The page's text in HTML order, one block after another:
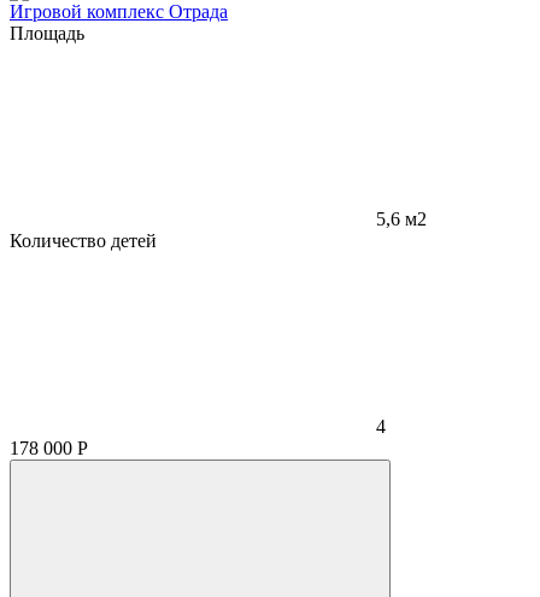
Игровой комплекс Отрада
Площадь
5,6 м2
Количество детей
4
178 000 Р